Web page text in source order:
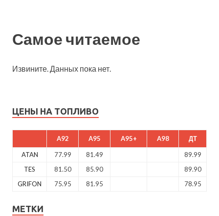
Самое читаемое
Извините. Данных пока нет.
ЦЕНЫ НА ТОПЛИВО
A92 A95 A95+ A98 ДТ
ATAN 77.99 81.49
89.99
TES
81.50 85.90
89.90
GRIFON
75.95 81.95 78.95
МЕТКИ